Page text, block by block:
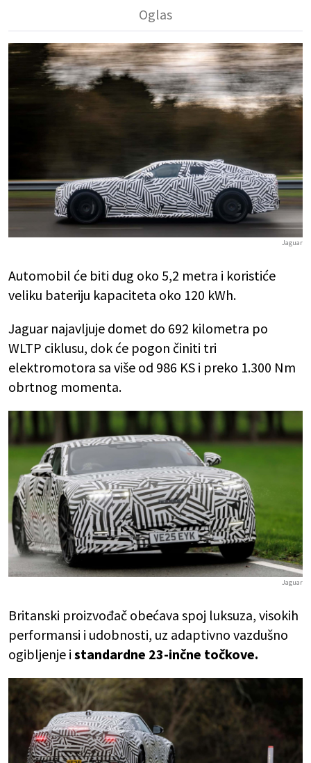
Jaguar
Automobil će biti dug oko 5,2 metra i koristiće
veliku bateriju kapaciteta oko 120 kWh.
Jaguar najavljuje domet do 692 kilometra po
WLTP ciklusu, dok će pogon činiti tri
elektromotora sa više od 986 KS i preko 1.300 Nm
obrtnog momenta.
Jaguar
Britanski proizvođač obećava spoj luksuza, visokih
performansi i udobnosti, uz adaptivno vazdušno
ogibljenje i standardne 23-inčne točkove.